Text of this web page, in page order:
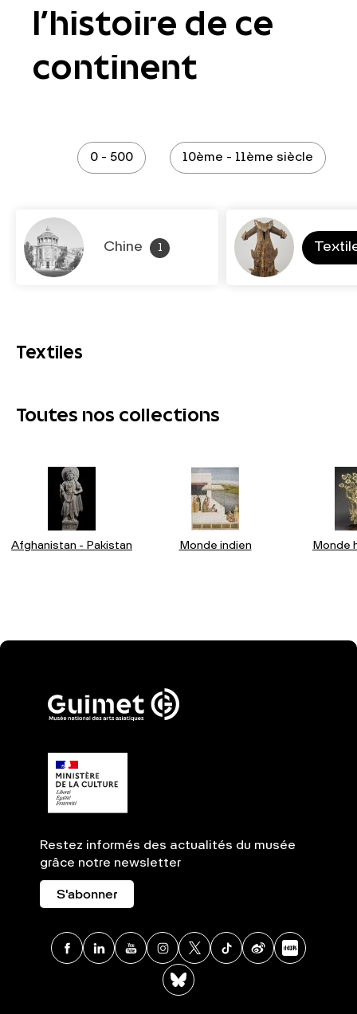
l’histoire de ce
continent
0 - 500 10ème - 11ème siècle
Chine
Textiles
Toutes nos collections
Afghanistan - Pakistan Monde indien Monde
Restez informés des actualités du musée
grâce notre newsletter
S'abonner
Facebook
LinkedinYoutubeInstagram
X TikTokWeibo